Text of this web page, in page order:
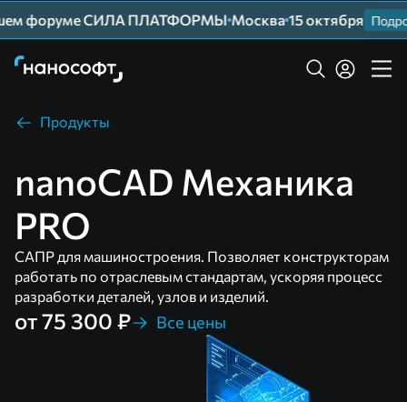
форуме СИЛА ПЛАТФОРМЫ Москва 15 октября
Продукты
nanoCAD Механика
PRO
САПР для машиностроения. Позволяет конструкторам
работать по отраслевым стандартам, ускоряя процесс
разработки деталей, узлов и изделий.
от 75 300 ₽ Все цены